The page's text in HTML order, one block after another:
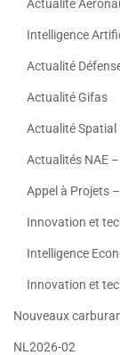
Actualité
Intelligence
Actualité
Actualité Gifas
Actualité Spatial
Actualités NAE –
Appel à Projets
Innovation et
Intelligence
Innovation et
Nouveaux
NL2026-02